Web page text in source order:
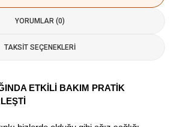
YORUMLAR (0)
TAKSIT SEÇENEKLERI
ETKİLİ BAKIM PRATİK